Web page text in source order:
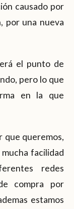
causado por
por una nueva
el punto de
pero lo que
en la que
que queremos,
facilidad
redes
compra por
estamos